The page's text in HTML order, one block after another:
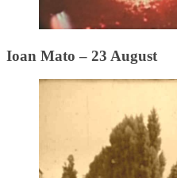
Ioan Mato – 23 August